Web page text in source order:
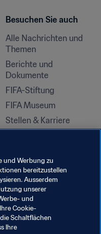
Besuchen Sie auch
Alle Nachrichten und
Themen
Berichte und
Dokumente
FIFA-Stiftung
FIFA Museum
Stellen & Karriere
und Werbung zu
bereitzustellen
Ausserdem
unserer
und
Cookie-
Schaltflächen
Ihre